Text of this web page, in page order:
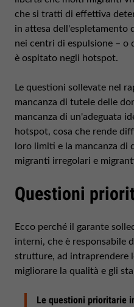
che si tratti di effettiva
in attesa dell'espletamento
nei centri di espulsione – o
è ospitato negli hotspot.
Le questioni sollevate nel
mancanza di tutele delle
mancanza di un'adeguata
hotspot, cosa che rende
loro limiti e la mancanza
migranti irregolari e
Questioni
Ecco perché il garante
interni, che è responsabile
strutture, ad intraprendere
migliorare la qualità e gli
Le questioni prioritarie